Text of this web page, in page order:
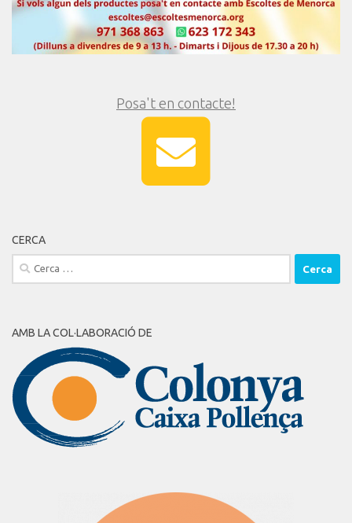
Posa't en contacte!
CERCA
Cerca:
AMB LA COL·LABORACIÓ DE